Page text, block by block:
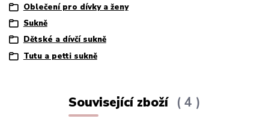
Oblečení pro dívky a ženy
Sukně
Dětské a dívčí sukně
Tutu a petti sukně
Související zboží 4